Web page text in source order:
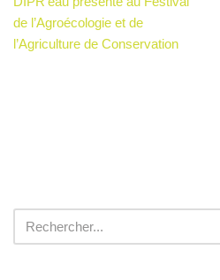
de l’Agroécologie et de
l’Agriculture de Conservation